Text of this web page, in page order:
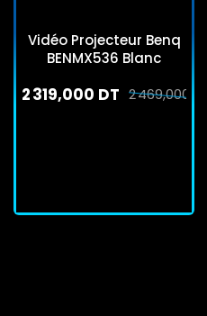
Vidéo Projecteur Benq
BENMX536 Blanc
2 469,000 DT
2 319,000 DT